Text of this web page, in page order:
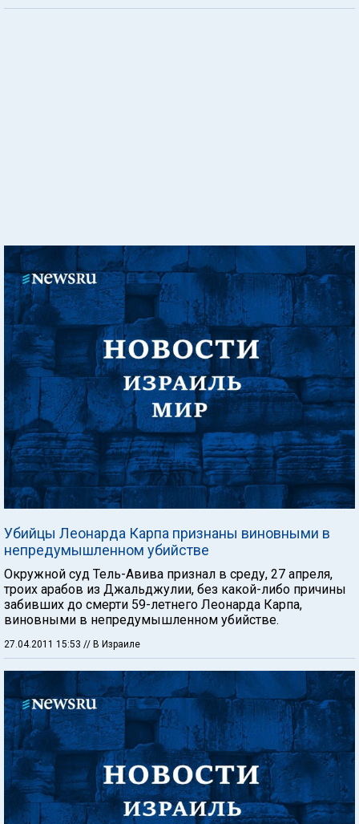
Убийцы Леонарда Карпа признаны виновными в
непредумышленном убийстве
Окружной суд Тель-Авива признал в среду, 27 апреля,
троих арабов из Джальджулии, без какой-либо причины
забивших до смерти 59-летнего Леонарда Карпа,
виновными в непредумышленном убийстве.
27.04.2011 15:53 // В Израиле